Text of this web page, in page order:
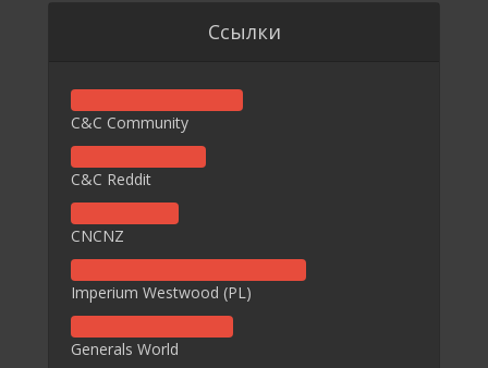
Ссылки
C&C Community
C&C Reddit
CNCNZ
Imperium Westwood (PL)
Generals World